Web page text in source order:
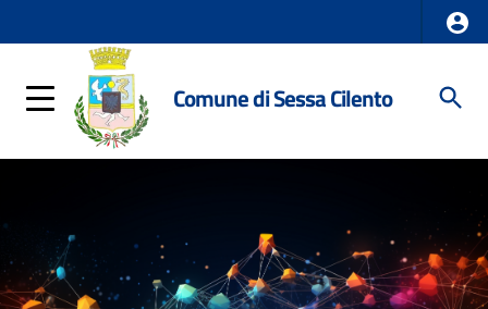
Comune di Sessa Cilento